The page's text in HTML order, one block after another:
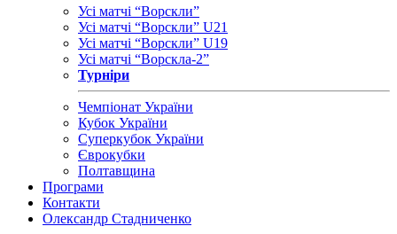
Усі матчі “Ворскли”
Усі матчі “Ворскли” U21
Усі матчі “Ворскли” U19
Усі матчі “Ворскла-2”
Турніри
Чемпіонат України
Кубок України
Суперкубок України
Єврокубки
Полтавщина
Програми
Контакти
Олександр Стадниченко